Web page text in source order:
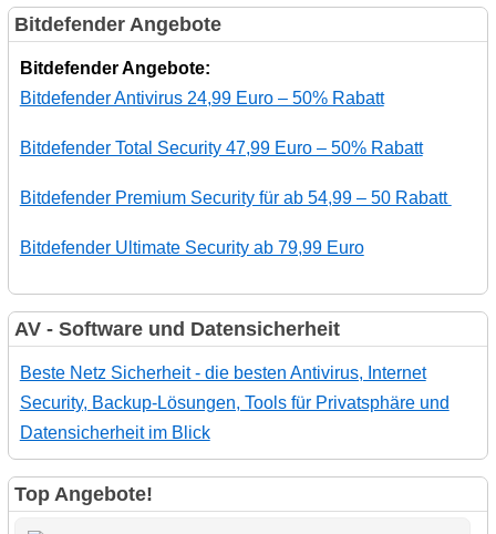
Bitdefender Angebote
Bitdefender Angebote:
Bitdefender Antivirus 24,99 Euro – 50% Rabatt
Bitdefender Total Security 47,99 Euro – 50% Rabatt
Bitdefender Premium Security für ab 54,99 – 50 Rabatt
Bitdefender Ultimate Security ab 79,99 Euro
AV - Software und Datensicherheit
Beste Netz Sicherheit - die besten Antivirus, Internet
Security, Backup-Lösungen, Tools für Privatsphäre und
Datensicherheit im Blick
Top Angebote!